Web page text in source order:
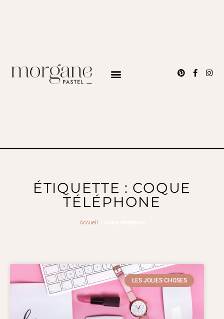
ÉTIQUETTE : COQUE
TÉLÉPHONE
Accueil
LES JOLIES CHOSES